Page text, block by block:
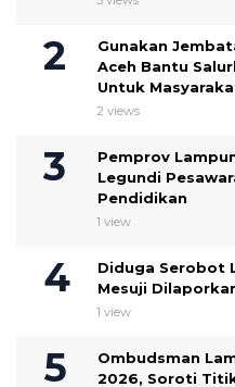
Gunakan
Aceh Bantu
Untuk
2 views
Pemprov
Legundi
Pendidikan
1 view
Diduga Serobot
Mesuji
1 view
Ombudsman
2026, Soroti